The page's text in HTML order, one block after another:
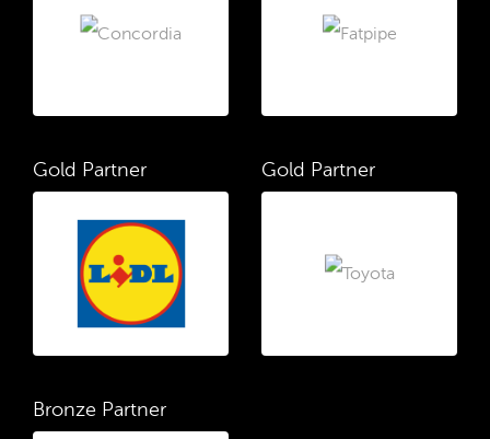
Gold Partner Gold Partner
Bronze Partner